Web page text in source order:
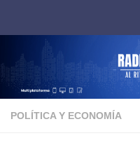
POLÍTICA Y ECONOMÍA